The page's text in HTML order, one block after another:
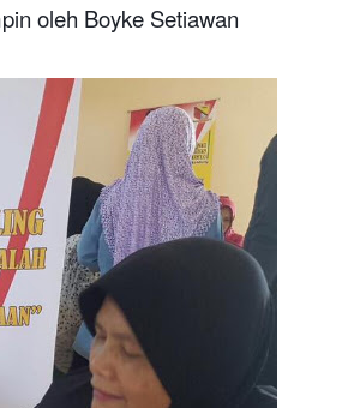
oleh Boyke Setiawan